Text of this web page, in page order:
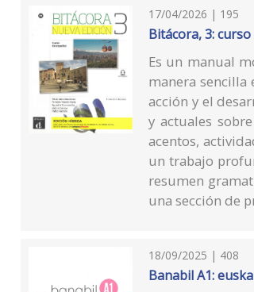
17/04/2026 | 195
Bitácora, 3:
Es un manual
manera
acción y el
y actuales
acentos,
un trabajo
resumen
una sección de
18/09/2025 | 408
Banabil A1: